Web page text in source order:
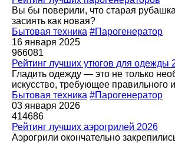
Вы бы поверили, что старая
засиять как новая?
Бытовая техника #Парогенератор
16 января 2025
966081
Рейтинг лучших утюгов для одежды
Гладить одежду — это не только
искусство, требующее правильного
Бытовая техника #Парогенератор
03 января 2026
414686
Рейтинг лучших аэрогрилей 2026
Аэрогрили окончательно